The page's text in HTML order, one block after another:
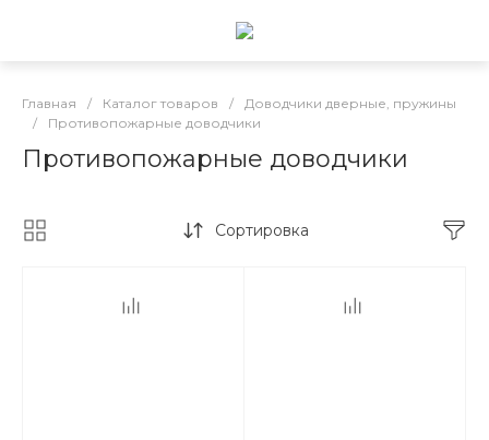
Главная / Каталог товаров /
Доводчики дверные, пружины
/
Противопожарные доводчики
Противопожарные доводчики
Сортировка